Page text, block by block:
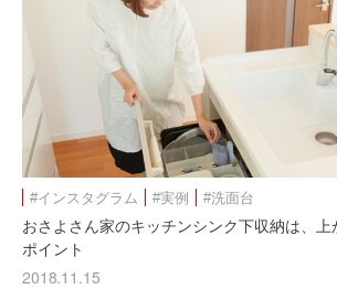
#インスタグラム #実例 #洗面台
おさよさん家のキッチンシンク下収納は、
ポイント
2018.11.15